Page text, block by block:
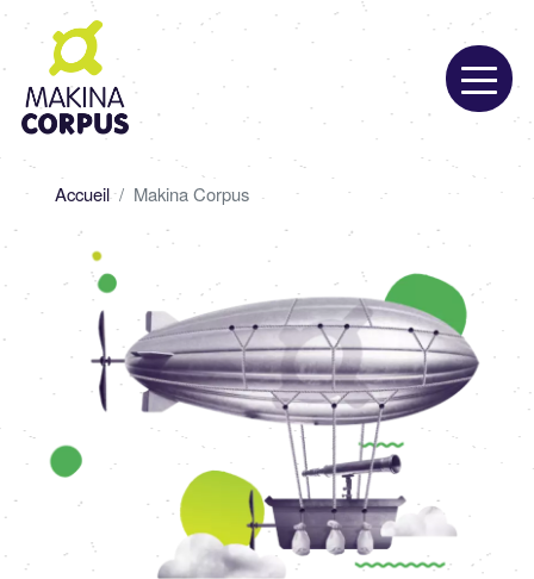
Aller
contenu
principal
d'Ariane
Accueil Makina Corpus
Image